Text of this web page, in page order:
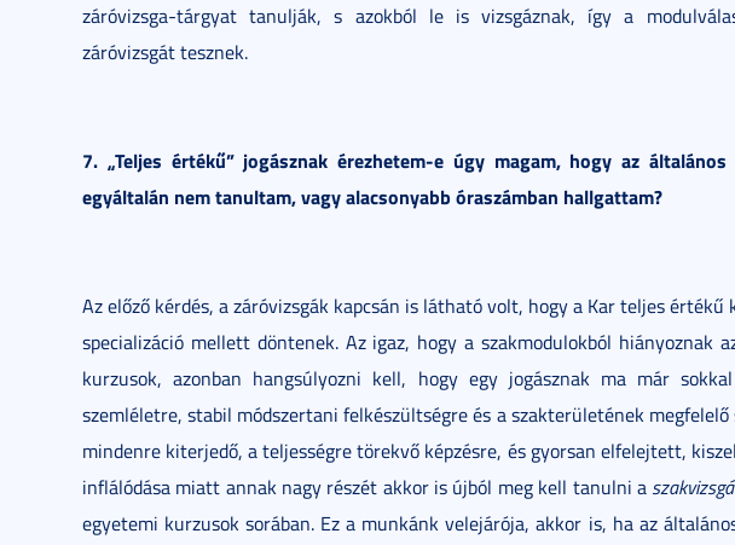
záróvizsga-tárgyat tanulják, s azokból le is vizsgáznak, így a
záróvizsgát tesznek.
7. „Teljes értékű” jogásznak érezhetem-e úgy magam, hogy az
egyáltalán nem tanultam, vagy alacsonyabb óraszámban hallgattam?
Az előző kérdés, a záróvizsgák kapcsán is látható volt, hogy a Kar teljes
specializáció mellett döntenek. Az igaz, hogy a szakmodulokból hiányoznak
kurzusok, azonban hangsúlyozni kell, hogy egy jogásznak ma már
szemléletre, stabil módszertani felkészültségre és a szakterületének
mindenre kiterjedő, a teljességre törekvő képzésre, és gyorsan elfelejtett,
inflálódása miatt annak nagy részét akkor is újból meg kell tanulni a
egyetemi kurzusok sorában. Ez a munkánk velejárója, akkor is, ha az